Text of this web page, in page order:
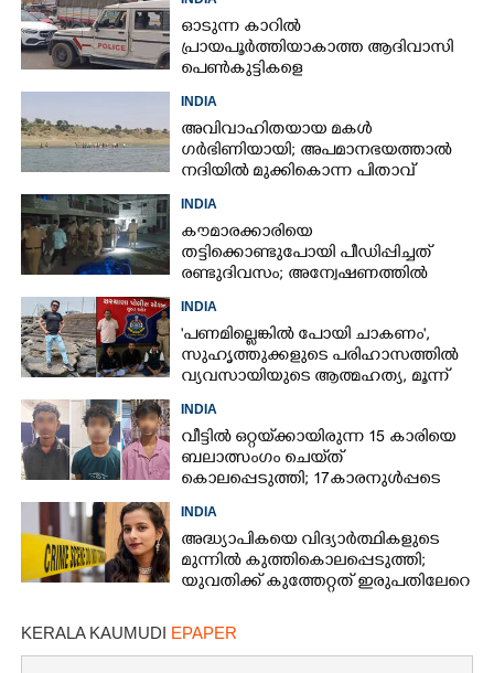
ഓടുന്ന കാറിൽ
പ്രായപൂർത്തിയാകാത്ത ആദിവാസി
പെൺകുട്ടികളെ
കൂട്ടബലാത്സംഗത്തിന് ഇരയാക്കി;
മൂന്ന് പേർ പിടിയിൽ
INDIA
അവിവാഹിതയായ മകൾ
ഗർഭിണിയായി; അപമാനഭയത്താൽ
നദിയിൽ മുക്കികൊന്ന പിതാവ്
അറസ്റ്റിൽ
INDIA
കൗമാരക്കാരിയെ
തട്ടിക്കൊണ്ടുപോയി പീഡിപ്പിച്ചത്
രണ്ടുദിവസം; അന്വേഷണത്തിൽ
നിർണായകമായത് ഓൺലൈൻ
ഫുഡ് ഡെലിവറി
INDIA
'പണമില്ലെങ്കിൽ പോയി ചാകണം',
സുഹൃത്തുക്കളുടെ പരിഹാസത്തിൽ
വ്യവസായിയുടെ ആത്മഹത്യ, മൂന്ന്
പേർ അറസ്റ്റിൽ
INDIA
വീട്ടിൽ ഒറ്റയ്‌ക്കായിരുന്ന 15 കാരിയെ
ബലാത്സംഗം ചെയ്‌ത്
കൊലപ്പെടുത്തി; 17കാരനുൾപ്പടെ
മൂന്നുപേർ അറസ്റ്റിൽ
INDIA
അദ്ധ്യാപികയെ വിദ്യാർത്ഥികളുടെ
മുന്നിൽ കുത്തികൊലപ്പെടുത്തി;
യുവതിക്ക് കുത്തേറ്റത് ഇരുപതിലേറെ
KERALA KAUMUDI EPAPER